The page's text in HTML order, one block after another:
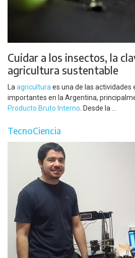
Cuidar a los insectos, la
agricultura sustentable
La agricultura es una de las actividades
importantes en la Argentina,
Producto Bruto Interno . Desde la ...
TecnoCiencia